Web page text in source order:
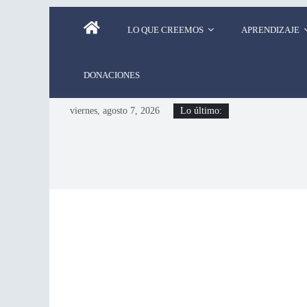
LO QUE CREEMOS APRENDIZAJE
DONACIONES
viernes, agosto 7, 2026 Lo último: